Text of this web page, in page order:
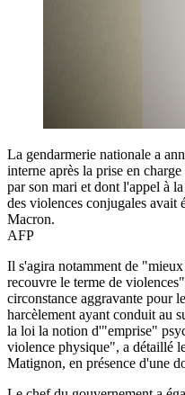
La gendarmerie nationale a
interne après la prise en
par son mari et dont l'appel à
des violences conjugales avait
Macron.
AFP
Il s'agira notamment de
recouvre le terme de
circonstance aggravante pour
harcèlement ayant conduit au
la loi la notion d'"emprise"
violence physique", a détaillé
Matignon, en présence d'une